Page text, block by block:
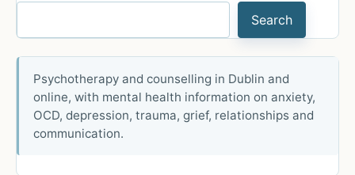
en
algún
momento
sus
carreras
Search
Psychotherapy and counselling in Dublin and
online, with mental health information on anxiety,
OCD, depression, trauma, grief, relationships and
communication.